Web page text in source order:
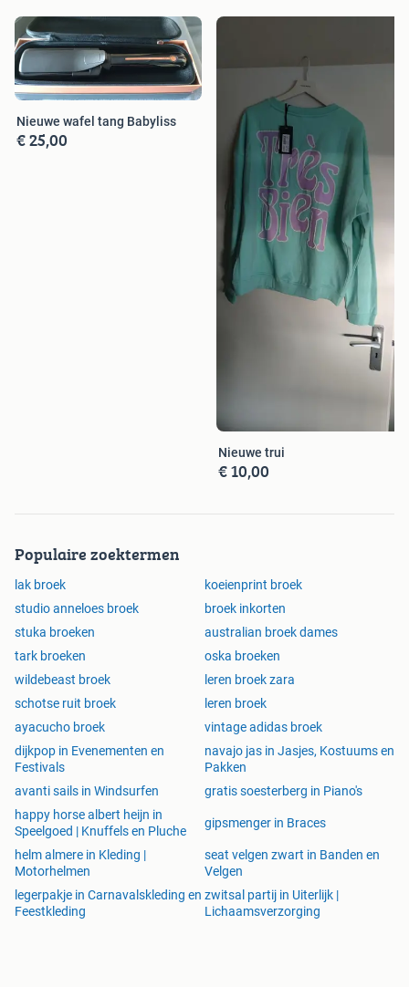
Nieuwe wafel tang Babyliss
€ 25,00
Nieuwe trui
€ 10,00
Populaire zoektermen
lak broek
koeienprint broek
studio anneloes broek
broek inkorten
stuka broeken
australian broek dames
tark broeken
oska broeken
wildebeast broek
leren broek zara
schotse ruit broek
leren broek
ayacucho broek
vintage adidas broek
dijkpop in Evenementen en
Festivals
navajo jas in Jasjes, Kostuums en
Pakken
avanti sails in Windsurfen
gratis soesterberg in Piano's
happy horse albert heijn in
Speelgoed | Knuffels en Pluche
gipsmenger in Braces
helm almere in Kleding |
Motorhelmen
seat velgen zwart in Banden en
Velgen
legerpakje in Carnavalskleding en
Feestkleding
zwitsal partij in Uiterlijk |
Lichaamsverzorging